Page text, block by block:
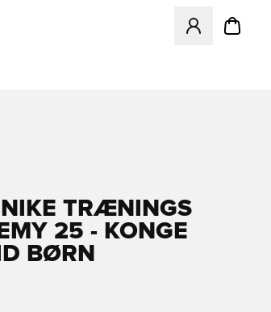
Åbner en
TRÆNINGS
25 - KONGE
BØRN